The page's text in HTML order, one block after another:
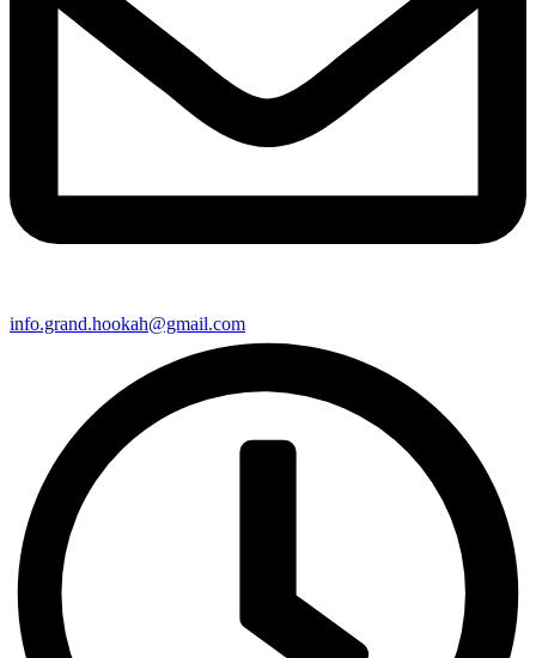
info.grand.hookah@gmail.com